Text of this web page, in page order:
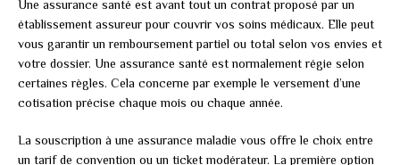
Une assurance santé est avant tout un contrat proposé par un
établissement assureur pour couvrir vos soins médicaux. Elle peut
vous garantir un remboursement partiel ou total selon vos envies et
votre dossier. Une assurance santé est normalement régie selon
certaines règles. Cela concerne par exemple le versement d’une
cotisation précise chaque mois ou chaque année.
La souscription à une assurance maladie vous offre le choix entre
un tarif de convention ou un ticket modérateur. La première option